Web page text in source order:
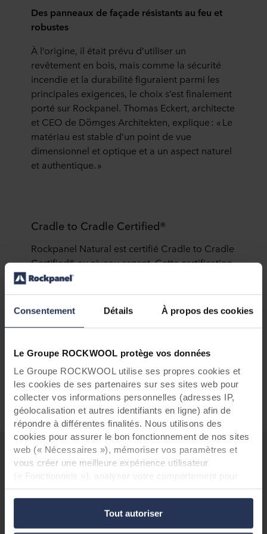
Consentement Détails À propos des cookies
Le Groupe ROCKWOOL protège vos données
Le Groupe ROCKWOOL utilise ses propres cookies et
les cookies de ses partenaires sur ses sites web pour
collecter vos informations personnelles (adresses IP,
géolocalisation et autres identifiants en ligne) afin de
répondre à différentes finalités. Nous utilisons des
cookies pour assurer le bon fonctionnement de nos sites
web (« Nécessaires »), mémoriser vos paramètres et
vous créer une meilleure expérience utilisateur
optimiser les sites web (« Statistiques ») et cibler notre
contenu et nos publicités sur les réseaux sociaux et les
sites web externes en fonction de votre comportement
sur nos sites web (« Marketing »). Les informations sur
Tout autoriser
Des panneaux de façade résistants au feu et
robustes
À l’origine, il était prévu d’utiliser un
revêtement en bois, mais comme la sécurité
incendie et la durabilité figuraient parmi les
principales exigences, le choix s’est finalement
porté sur Rockpanel. Thomas Eckert, architecte
et CEO de Dömges Architekten, explique : « Le
matériau est stable d’un point de vue
dimensionnel et optique et a un aspect naturel
et authentique. »
Cradle to Cradle Certified®
Rockpanel Natural est certifié Cradle to Cradle
Certified® au niveau argent. Cette certification
confirme que le produit est sûr, durable et qu'il
à un avenir plus durable.
Cradle to Cradle Certified® est une initiative
solutions qui soutiennent l'économie circulaire
et ont un impact positif sur les personnes et la
planète.
Notre brochure scolaire complète contient :
Plus de 20 projets éducatifs réalisés à